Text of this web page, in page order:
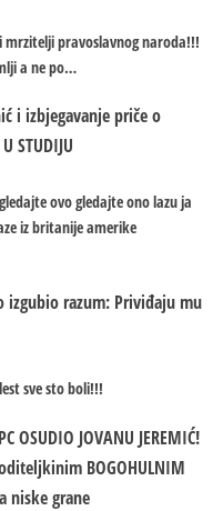
mrzitelji pravoslavnog naroda!!!
a ne po…
i izbjegavanje priče o
STUDIJU
ovo gledajte ono lazu ja
iz britanije amerike
izgubio razum: Priviđaju mu
sve sto boli!!!
OSUDIO JOVANU JEREMIĆ!
BOGOHULNIM
niske grane